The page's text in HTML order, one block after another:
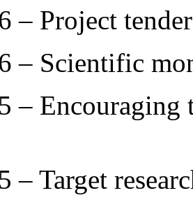
– Project tender
– Scientific
–
– Target